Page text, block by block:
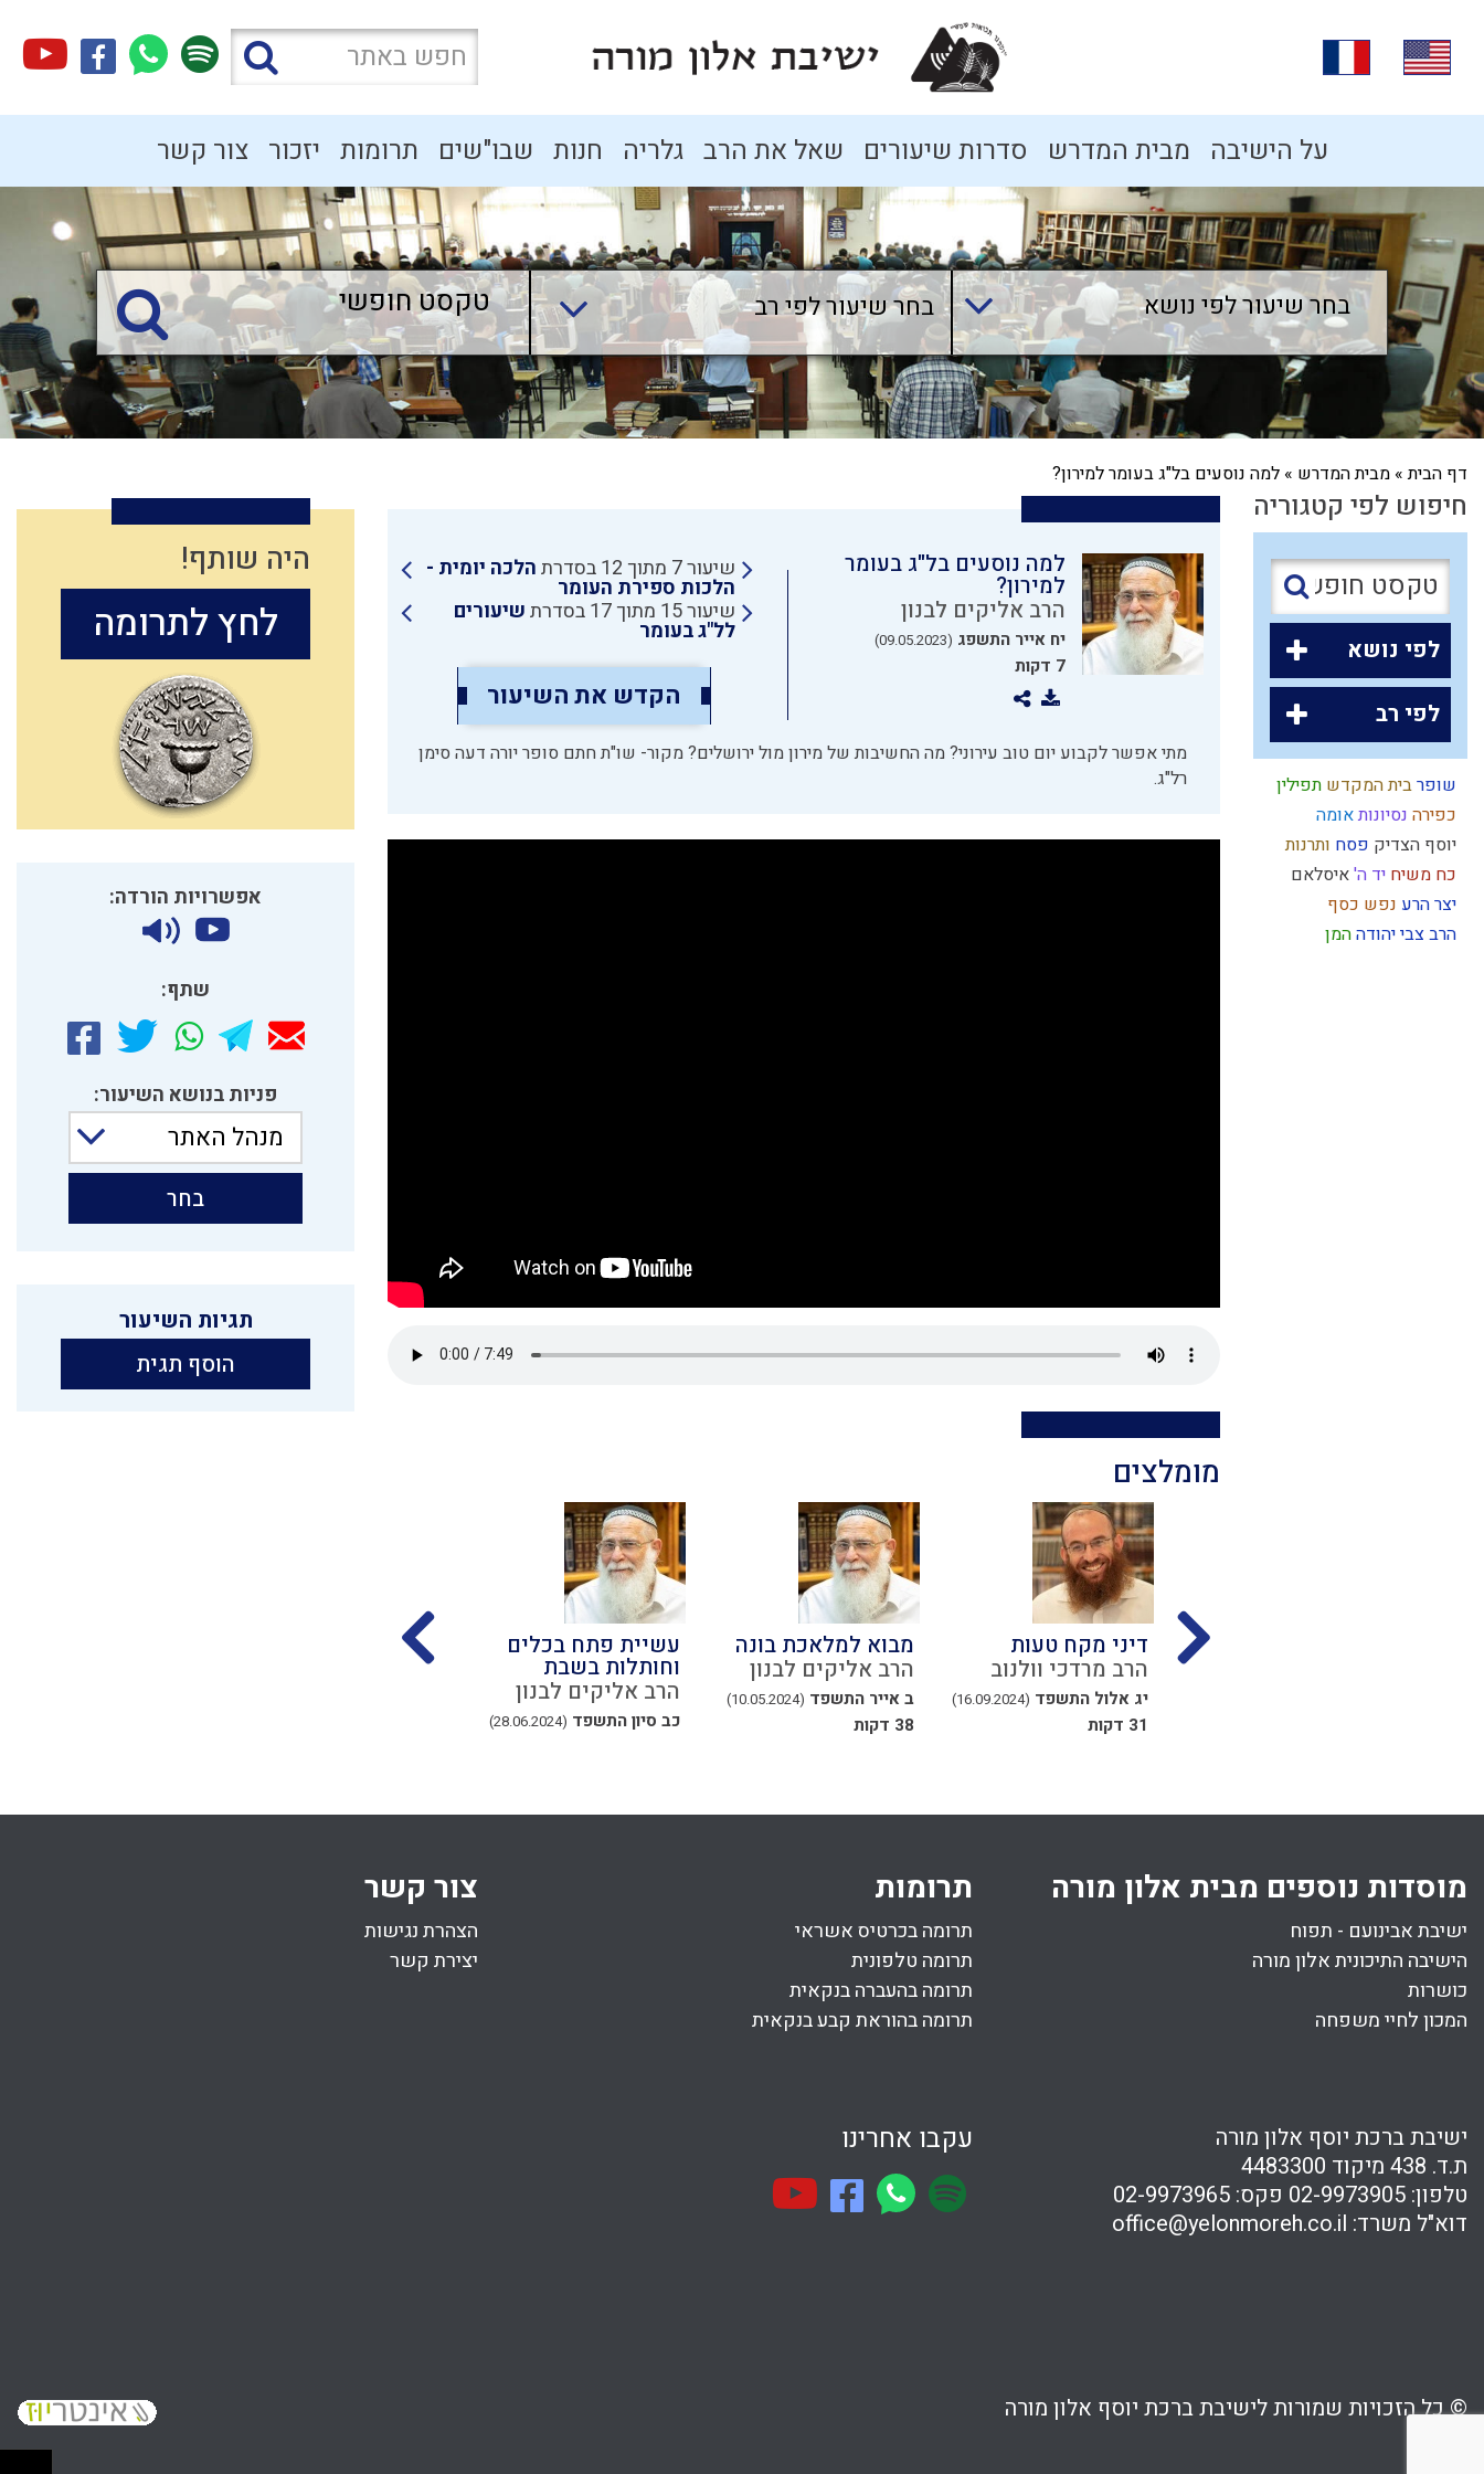
על הישיבה מבית המדרש סדרות שיעורים שאל את הרב גלריה חנות שבו"שים תרומות יזכור צור קשר
בחר שיעור לפי נושא
בחר שיעור לפי נושא בחר שיעור לפי רב
דף הבית» מבית המדרש » למה נוסעים בל"ג בעומר למירון?
חיפוש לפי קטגוריה
לפי נושא
לפי רב
שופרבית המקדש תפילין
כפירה נסיונותאומה
יוסף הצדיק פסח ותרנות
כח משיח יד ה'איסלאם
יצר הרע נפש כסף
הרב צבי יהודההמן
למה נוסעים בל"ג בעומר
למירון?
הרב אליקים לבנון
יח אייר התשפג (09.05.2023)
7 דקות
שיעור 7 מתוך 12 בסדרת הלכה יומית -
הלכות ספירת העומר
שיעור 15 מתוך 17 בסדרת שיעורים
לל"ג בעומר
הקדש את השיעור
מתי אפשר לקבוע יום טוב עירוני? מה החשיבות של מירון מול ירושלים? מקור- שו"ת חתם סופר יורה דעה סימן
רל"ג.
מומלצים
אוהל ומחיצה בשבת דיני מקח טעות
הרב מרדכי וולנוב
יג אלול התשפד (16.09.2024)
31 דקות
מבוא למלאכת בונה
הרב אליקים לבנון
ב אייר התשפד (10.05.2024)
38 דקות
עשיית פתח בכלים
וחותלות בשבת
הרב אליקים לבנון
כב סיון התשפד (28.06.2024)
התחלה ופתיחה לדין
בורר
היה שותף!
לחץ לתרומה
אפשרויות הורדה:
שתף:
פניות בנושא השיעור:
מנהל האתר
בחר
תגיות השיעור
הוסף תגית
מוסדות נוספים מבית אלון מורה
ישיבת אבינועם - תפוח
הישיבה התיכונית אלון מורה
כושרות
המכון לחיי משפחה
תרומות
תרומה בכרטיס אשראי
תרומה טלפונית
תרומה בהעברה בנקאית
תרומה בהוראת קבע בנקאית
צור קשר
הצהרת נגישות
יצירת קשר
ישיבת ברכת יוסף אלון מורה
ת.ד. 438 מיקוד 4483300
טלפון: 02-9973905 פקס: 02-9973965
דוא"ל משרד: office@yelonmoreh.co.il
עקבו אחרינו
© כל הזכויות שמורות לישיבת ברכת יוסף אלון מורה